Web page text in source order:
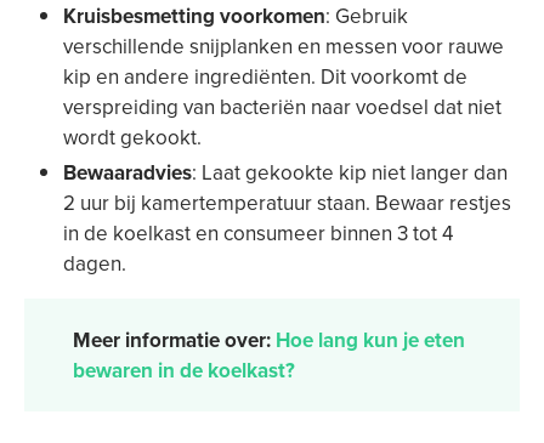
Kruisbesmetting voorkomen: Gebruik
verschillende snijplanken en messen voor rauwe
kip en andere ingrediënten. Dit voorkomt de
verspreiding van bacteriën naar voedsel dat niet
wordt gekookt.
Bewaaradvies: Laat gekookte kip niet langer dan
2 uur bij kamertemperatuur staan. Bewaar restjes
in de koelkast en consumeer binnen 3 tot 4
dagen.
Meer informatie over: Hoe lang kun je eten
bewaren in de koelkast?